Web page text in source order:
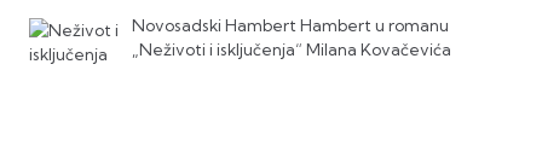
Novosadski Hambert Hambert u romanu
„Neživoti i isključenja“ Milana Kovačevića